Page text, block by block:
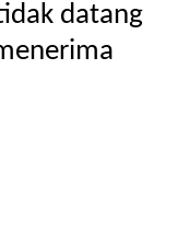
datang